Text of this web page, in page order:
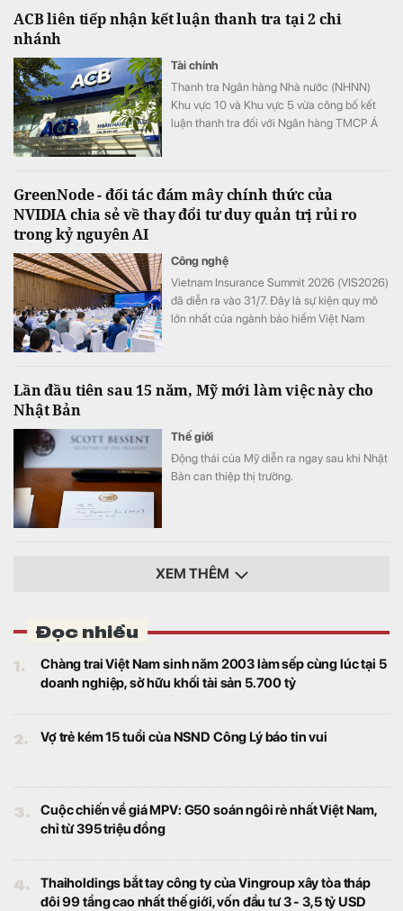
quặng sắt vẫn chịu áp lực từ các yếu tố
ACB liên tiếp nhận kết luận thanh tra tại 2 chi
nhánh
Tài chính
Thanh tra Ngân hàng Nhà nước (NHNN)
Khu vực 10 và Khu vực 5 vừa công bố kết
luận thanh tra đối với Ngân hàng TMCP Á
GreenNode - đối tác đám mây chính thức của
NVIDIA chia sẻ về thay đổi tư duy quản trị rủi ro
trong kỷ nguyên AI
Công nghệ
Vietnam Insurance Summit 2026 (VIS2026)
đã diễn ra vào 31/7. Đây là sự kiện quy mô
lớn nhất của ngành bảo hiểm Việt Nam
Lần đầu tiên sau 15 năm, Mỹ mới làm việc này cho
Nhật Bản
Thế giới
Động thái của Mỹ diễn ra ngay sau khi Nhật
Bản can thiệp thị trường.
XEM THÊM
Đọc nhiều
1.
Chàng trai Việt Nam sinh năm 2003 làm sếp cùng lúc tại 5
doanh nghiệp, sở hữu khối tài sản 5.700 tỷ
2. Vợ trẻ kém 15 tuổi của NSND Công Lý báo tin vui
3.
Cuộc chiến về giá MPV: G50 soán ngôi rẻ nhất Việt Nam,
chỉ từ 395 triệu đồng
4.
Thaiholdings bắt tay công ty của Vingroup xây tòa tháp
đôi 99 tầng cao nhất thế giới, vốn đầu tư 3 - 3,5 tỷ USD